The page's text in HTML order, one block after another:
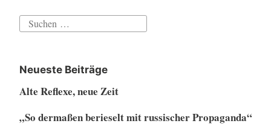
Suchen
Neueste Beiträge
Alte Reflexe, neue Zeit
„So dermaßen berieselt mit russischer Propaganda“